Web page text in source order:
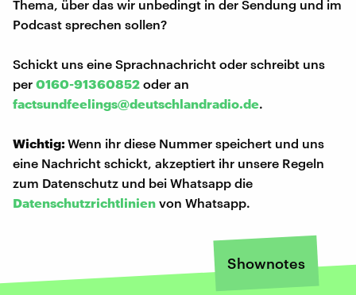
Thema, über das wir unbedingt in der Sendung und im
Podcast sprechen sollen?
Schickt uns eine Sprachnachricht oder schreibt uns
per 0160-91360852 oder an
factsundfeelings@deutschlandradio.de.
Wichtig:Wenn ihr diese Nummer speichert und uns
eine Nachricht schickt, akzeptiert ihr unsere Regeln
zum Datenschutz und bei Whatsapp die
Datenschutzrichtlinien von Whatsapp.
Shownotes